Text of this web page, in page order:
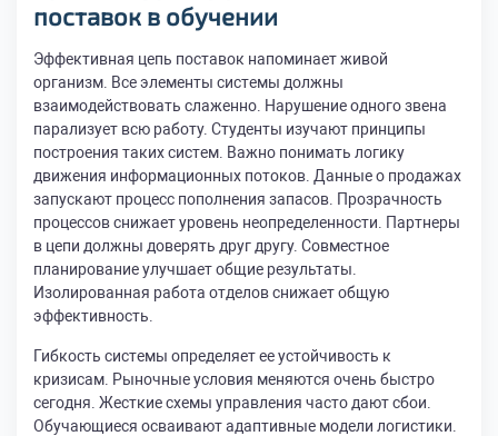
поставок в обучении
Эффективная цепь поставок напоминает живой
организм. Все элементы системы должны
взаимодействовать слаженно. Нарушение одного звена
парализует всю работу. Студенты изучают принципы
построения таких систем. Важно понимать логику
движения информационных потоков. Данные о продажах
запускают процесс пополнения запасов. Прозрачность
процессов снижает уровень неопределенности. Партнеры
в цепи должны доверять друг другу. Совместное
планирование улучшает общие результаты.
Изолированная работа отделов снижает общую
эффективность.
Гибкость системы определяет ее устойчивость к
кризисам. Рыночные условия меняются очень быстро
сегодня. Жесткие схемы управления часто дают сбои.
Обучающиеся осваивают адаптивные модели логистики.